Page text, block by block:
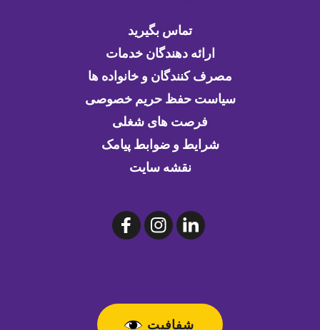
تماس بگیرید
ارائه دهندگان خدمات
مصرف کنندگان و خانواده ها
سیاست حفظ حریم خصوصی
فرصت های شغلی
شرایط و ضوابط پیامک
نقشه سایت
شفافیت